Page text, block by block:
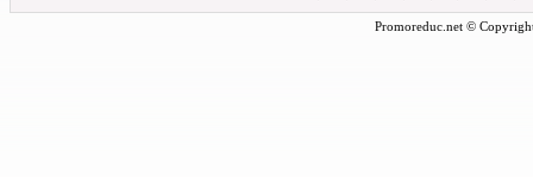
Promoreduc.net ©